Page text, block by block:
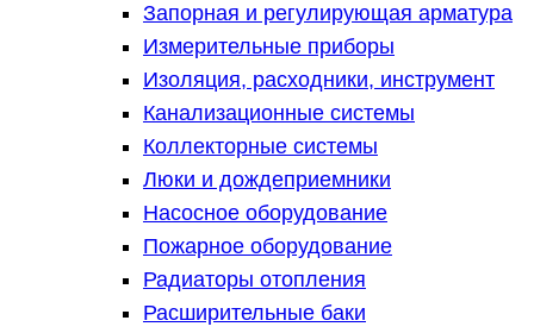
Запорная и регулирующая арматура
Измерительные приборы
Изоляция, расходники, инструмент
Канализационные системы
Коллекторные системы
Люки и дождеприемники
Насосное оборудование
Пожарное оборудование
Радиаторы отопления
Расширительные баки